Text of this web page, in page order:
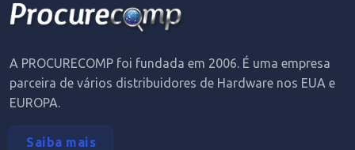
A PROCURECOMP foi fundada em 2006. É uma empresa
parceira de vários distribuidores de Hardware nos EUA e
EUROPA.
Saiba mais